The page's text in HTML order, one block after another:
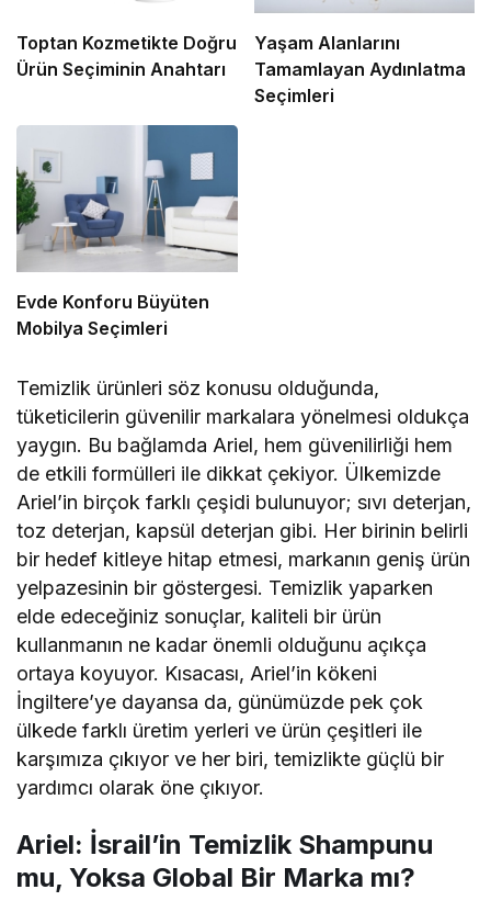
Toptan Kozmetikte Doğru
Ürün Seçiminin Anahtarı
Yaşam Alanlarını
Tamamlayan Aydınlatma
Seçimleri
Evde Konforu Büyüten
Mobilya Seçimleri
Temizlik ürünleri söz konusu olduğunda,
tüketicilerin güvenilir markalara yönelmesi oldukça
yaygın. Bu bağlamda Ariel, hem güvenilirliği hem
de etkili formülleri ile dikkat çekiyor. Ülkemizde
Ariel’in birçok farklı çeşidi bulunuyor; sıvı deterjan,
toz deterjan, kapsül deterjan gibi. Her birinin belirli
bir hedef kitleye hitap etmesi, markanın geniş ürün
yelpazesinin bir göstergesi. Temizlik yaparken
elde edeceğiniz sonuçlar, kaliteli bir ürün
kullanmanın ne kadar önemli olduğunu açıkça
ortaya koyuyor. Kısacası, Ariel’in kökeni
İngiltere’ye dayansa da, günümüzde pek çok
ülkede farklı üretim yerleri ve ürün çeşitleri ile
karşımıza çıkıyor ve her biri, temizlikte güçlü bir
yardımcı olarak öne çıkıyor.
Ariel: İsrail’in Temizlik Shampunu
mu, Yoksa Global Bir Marka mı?